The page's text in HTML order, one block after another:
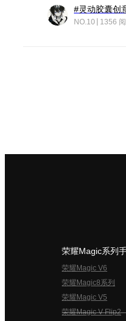
NO.10 1356
荣耀Magic系列
荣耀Magic V6
荣耀Magic8系列
荣耀Magic V5
荣耀Magic V Flip2